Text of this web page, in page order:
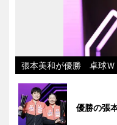
張本美和が優勝 卓球Ｗ
優勝の張